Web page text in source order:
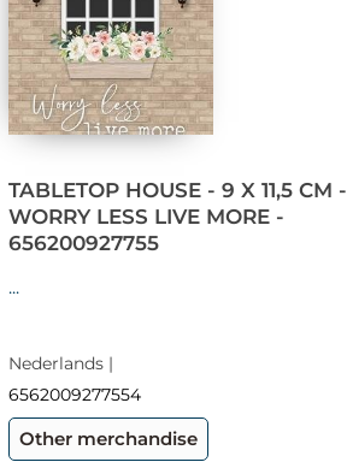
TABLETOP HOUSE - 9 X 11,5 CM -
WORRY LESS LIVE MORE -
656200927755
...
Nederlands |
6562009277554
Other merchandise